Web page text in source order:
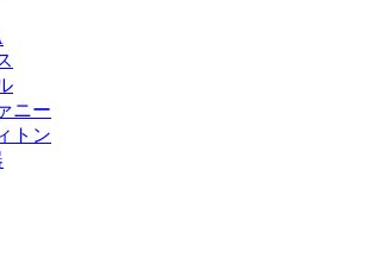
ニー
トン